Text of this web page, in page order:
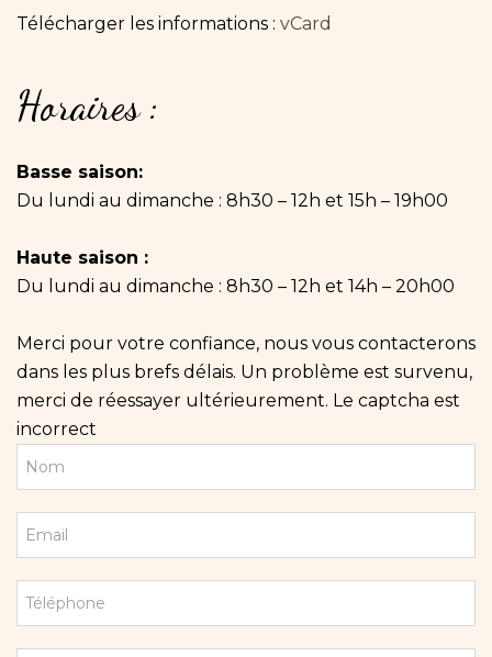
Télécharger les informations : vCard
Horaires :
Basse saison:
Du lundi au dimanche : 8h30 – 12h et 15h – 19h00
Haute saison :
Du lundi au dimanche : 8h30 – 12h et 14h – 20h00
Merci pour votre confiance, nous vous contacterons
dans les plus brefs délais. Un problème est survenu,
merci de réessayer ultérieurement. Le captcha est
incorrect